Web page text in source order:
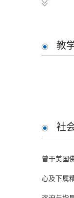
教
社
曾于美国
心及下属